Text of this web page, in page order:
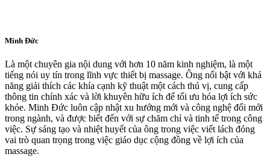
Minh Đức
Là một chuyên gia nội dung với hơn 10 năm kinh nghiệm, là một
tiếng nói uy tín trong lĩnh vực thiết bị massage. Ông nổi bật với khả
năng giải thích các khía cạnh kỹ thuật một cách thú vị, cung cấp
thông tin chính xác và lời khuyên hữu ích để tối ưu hóa lợi ích sức
khỏe. Minh Đức luôn cập nhật xu hướng mới và công nghệ đổi mới
trong ngành, và được biết đến với sự chăm chỉ và tinh tế trong công
việc. Sự sáng tạo và nhiệt huyết của ông trong việc viết lách đóng
vai trò quan trọng trong việc giáo dục cộng đồng về lợi ích của
massage.